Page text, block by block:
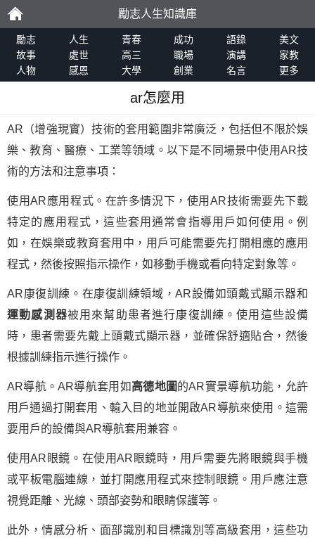
勵
志
勵志人生知識庫
勵志 人生 青春 成功 語錄
美文
故事
處世 高三 職場 演講
家教
人物
感恩 大學 創業 名言 更多
ar怎麼用
AR（增強現實）技術的套用範圍非常廣泛，包括但不限於娛
樂、教育、醫療、工業等領域。以下是不同場景中使用AR技
術的方法和注意事項：
使用AR應用程式。在許多情況下，使用AR技術需要先下載
特定的應用程式，這些套用通常會指導用戶如何使用。例
如，在娛樂或教育套用中，用戶可能需要先打開相應的應用
程式，然後按照指示操作，如移動手機或看向特定對象等。
AR康復訓練。在康復訓練領域，AR設備如頭戴式顯示器和
運動感測器被用來幫助患者進行康復訓練。使用這些設備
時，患者需要先戴上頭戴式顯示器，並確保舒適貼合，然後
根據訓練指示進行操作。
AR導航。AR導航套用如高德地圖的AR實景導航功能，允許
用戶通過打開套用、輸入目的地並開啟AR導航來使用。這需
要用戶的設備與AR導航套用兼容。
使用AR眼鏡。在使用AR眼鏡時，用戶需要先將眼鏡與手機
或平板電腦連線，並打開應用程式來控制眼鏡。用戶應注意
視覺距離、光線、頭部姿勢和眼睛保護等。
此外，情感分析、面部識別和目標識別等高級套用，這些功